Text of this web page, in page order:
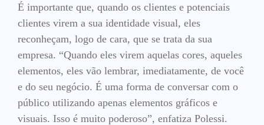
É importante que, quando os clientes e potenciais
clientes virem a sua identidade visual, eles
reconheçam, logo de cara, que se trata da sua
empresa. “Quando eles virem aquelas cores, aqueles
elementos, eles vão lembrar, imediatamente, de você
e do seu negócio. É uma forma de conversar com o
público utilizando apenas elementos gráficos e
visuais. Isso é muito poderoso”, enfatiza Polessi.